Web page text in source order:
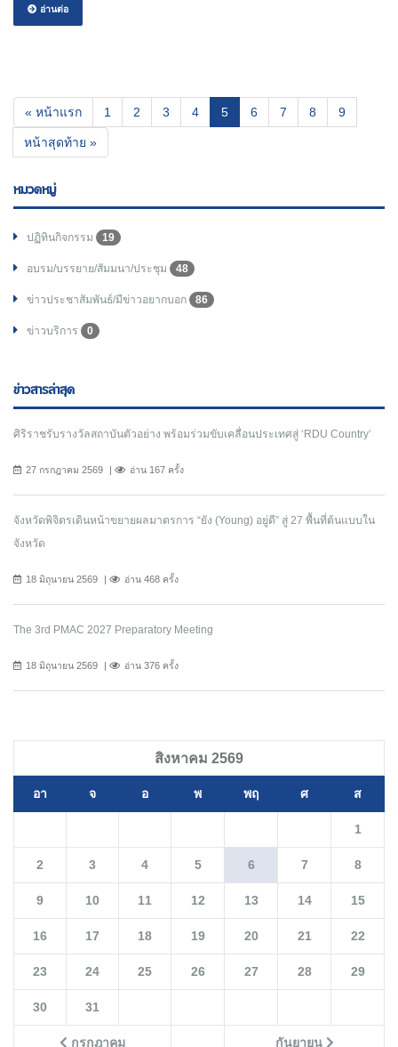
อ่านต่อ
« หน้าแรก 1 2 3 4 5(current)
6 7 8 9
หน้าสุดท้าย »
หมวดหมู่
ปฏิทินกิจกรรม 19
อบรม/บรรยาย/สัมมนา/ประชุม 48
ข่าวประชาสัมพันธ์/มีข่าวอยากบอก 86
ข่าวบริการ 0
ข่าวสารล่าสุด
ศิริราชรับรางวัลสถาบันตัวอย่าง พร้อมร่วมขับเคลื่อนประเทศสู่ ‘RDU Country’
27 กรกฎาคม 2569 อ่าน 167 ครั้ง
จังหวัดพิจิตรเดินหน้าขยายผลมาตรการ “ยัง (Young) อยู่ดี” สู่ 27 พื้นที่ต้นแบบใน
จังหวัด
18 มิถุนายน 2569 อ่าน 468 ครั้ง
The 3rd PMAC 2027 Preparatory Meeting
18 มิถุนายน 2569 อ่าน 376 ครั้ง
สิงหาคม 2569
อา จ อ พ พฤ ศ ส
กรกฎาคม กันยายน
1
2 3 4 5 6 7 8
9 10 11 12 13 14 15
16 17 18 19 20 21 22
23 24 25 26 27 28 29
30 31